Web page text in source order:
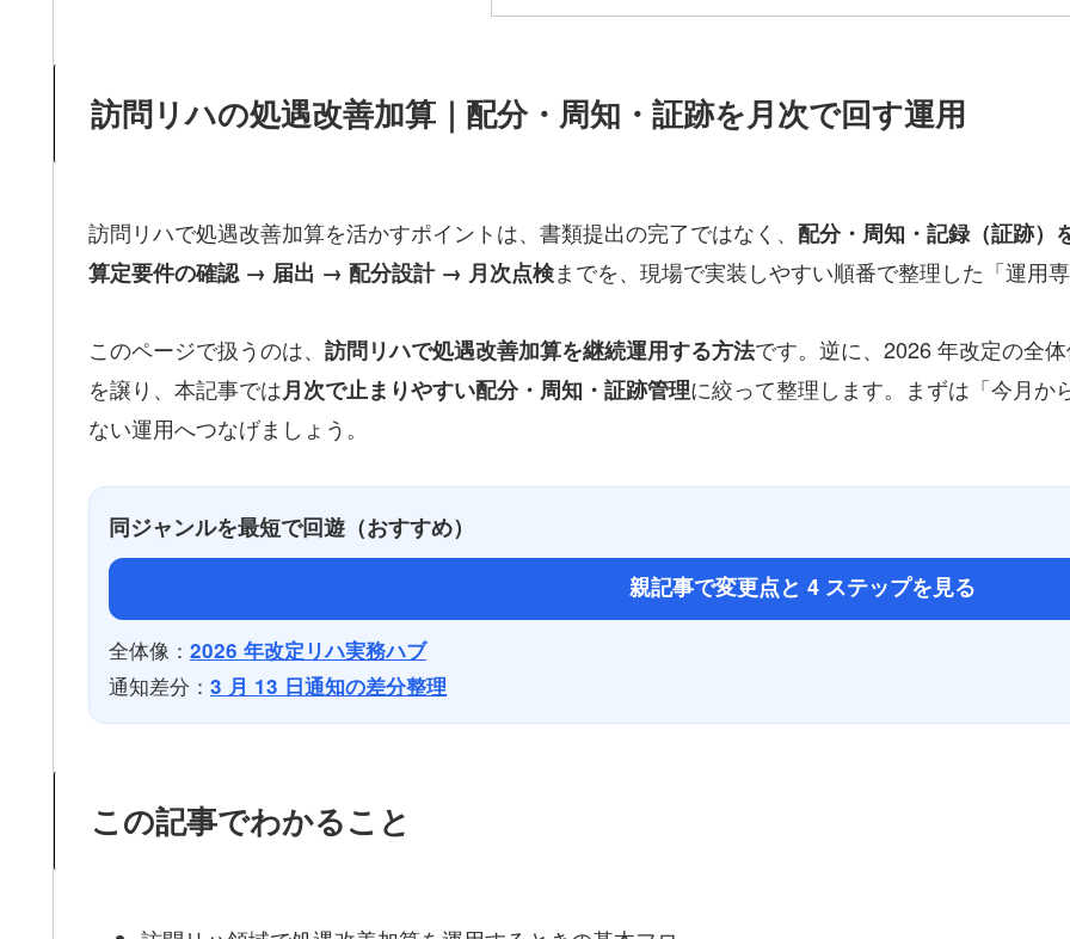
訪問リハの処遇改善加算｜配分・周知・証跡を月次で回す運用
訪問リハで処遇改善加算を活かすポイントは、書類提出の完了ではなく、 配分・周知・記録（証跡）
算定要件の確認 → 届出 → 配分設計 → 月次点検までを、現場で実装しやすい順番で整理した「運用
このページで扱うのは、 訪問リハで処遇改善加算を継続運用する方法です。逆に、2026 年改定の全
を譲り、本記事では月次で止まりやすい配分・周知・証跡管理に絞って整理します。まずは「今月
ない運用へつなげましょう。
同ジャンルを最短で回遊（おすすめ）
親記事で変更点と 4 ステップを見る
全体像： 2026 年改定リハ実務ハブ
通知差分： 3 月 13 日通知の差分整理
この記事でわかること